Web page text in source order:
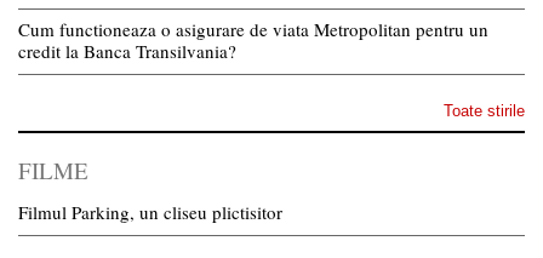
Cum functioneaza o asigurare de viata Metropolitan pentru un
credit la Banca Transilvania?
Toate stirile
FILME
Filmul Parking, un cliseu plictisitor